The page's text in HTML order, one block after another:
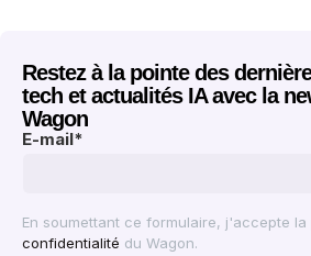
Restez à la pointe des
tech et actualités IA avec la
Wagon
E-mail*
En soumettant ce formulaire, j'accepte la
confidentialité du Wagon.